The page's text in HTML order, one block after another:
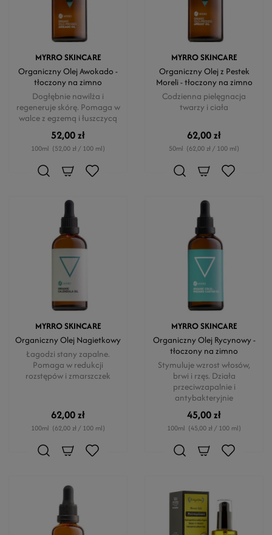
MYRRO SKINCARE
Organiczny Olej Awokado -
tłoczony na zimno
Dogłębnie nawilża i
regeneruje skórę. Pomaga w
walce z egzemą i łuszczycą
52,00 zł
100ml (52,00 zł / 100 ml)
MYRRO SKINCARE
Organiczny Olej z Pestek
Moreli - tłoczony na zimno
Codzienna pielęgnacja
twarzy i ciała
62,00 zł
50ml (62,00 zł / 100 ml)
MYRRO SKINCARE
Organiczny Olej Nagietkowy
Łagodzi stany zapalne.
Pomaga w redukcji
rozstępów i zmarszczek
62,00 zł
100ml (62,00 zł / 100 ml)
MYRRO SKINCARE
Organiczny Olej Rycynowy -
tłoczony na zimno
Stymuluje wzrost włosów,
brwi i rzęs. Działa
przeciwzapalnie i
antybakteryjnie
45,00 zł
100ml (45,00 zł / 100 ml)